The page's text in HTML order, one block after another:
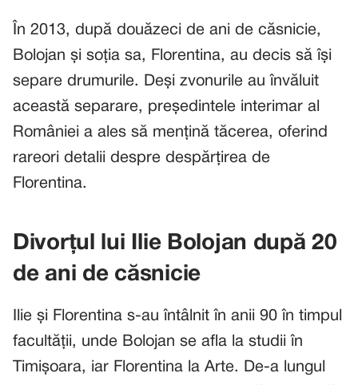
În 2013, după douăzeci de ani de căsnicie,
Bolojan și soția sa, Florentina, au decis să își
separe drumurile. Deși zvonurile au învăluit
această separare, președintele interimar al
României a ales să mențină tăcerea, oferind
rareori detalii despre despărțirea de
Florentina.
Divorțul lui Ilie Bolojan după 20
de ani de căsnicie
Ilie și Florentina s-au întâlnit în anii 90 în timpul
facultății, unde Bolojan se afla la studii în
Timișoara, iar Florentina la Arte. De-a lungul